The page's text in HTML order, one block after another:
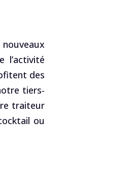
l’activité
des
tiers-
traiteur
ou